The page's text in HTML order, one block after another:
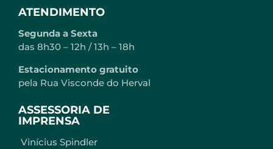
ATENDIMENTO
Segunda a Sexta
das 8h30 – 12h / 13h – 18h
Estacionamento gratuito
pela Rua Visconde do Herval
ASSESSORIA DE
IMPRENSA
Vinícius Spindler